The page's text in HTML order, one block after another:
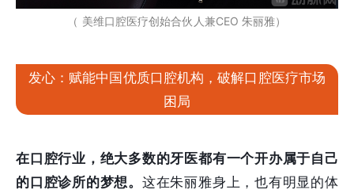
（ 美维口腔医疗创始合伙人兼CEO 朱丽雅）
发心：赋能中国优质口腔机构，破解口腔医疗市场
困局
在口腔行业，绝大多数的牙医都有一个开办属于自己
的口腔诊所的梦想。 这在朱丽雅身上，也有明显的体